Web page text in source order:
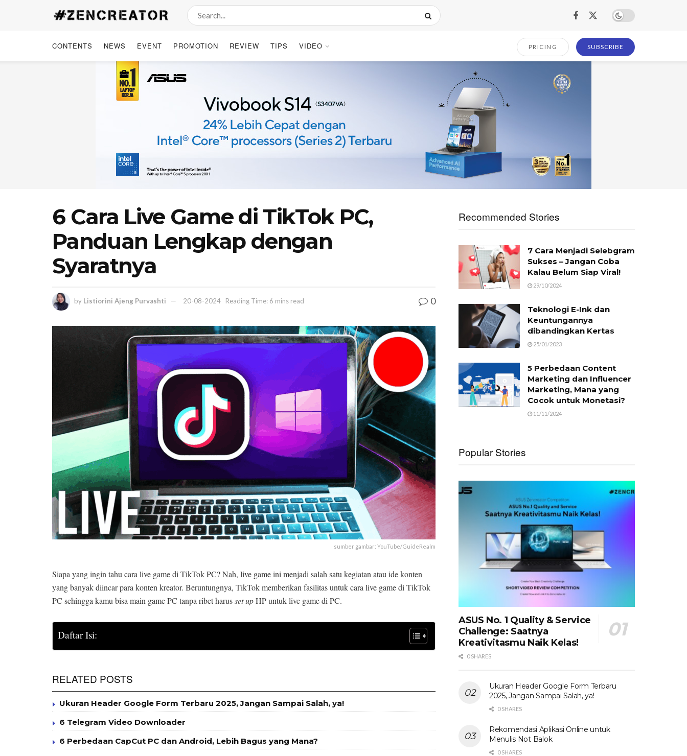
CONTENTS NEWS EVENT PROMOTION REVIEW TIPS VIDEO PRICING SUBSCRIBE
6 Cara Live Game di TikTok PC,
Panduan Lengkap dengan
Syaratnya
by Listiorini Ajeng Purvashti 20-08-2024 Reading Time: 6 mins read 0
sumber gambar: YouTube/GuideRealm
Siapa yang ingin tahu cara live game di TikTok PC? Nah, live game ini menjadi salah satu kegiatan atau ide konten
yang banyak diincar para konten kreator. Beruntungnya, TikTok memberikan fasilitas untuk cara live game di TikTok
PC sehingga kamu bisa main game PC tanpa ribet harusset upHP untuk live game di PC.
Daftar Isi:
RELATED POSTS
Ukuran Header Google Form Terbaru 2025, Jangan Sampai Salah, ya!
6 Telegram Video Downloader
6 Perbedaan CapCut PC dan Android, Lebih Bagus yang Mana?
Recommended Stories
7 Cara Menjadi Selebgram
Sukses – Jangan Coba
Kalau Belum Siap Viral!
29/10/2024
Teknologi E-Ink dan
Keuntungannya
dibandingkan Kertas
25/01/2023
5 Perbedaan Content
Marketing dan Influencer
Marketing, Mana yang
Cocok untuk Monetasi?
11/11/2024
Popular Stories
ASUS No. 1 Quality & Service
Challenge: Saatnya
Kreativitasmu Naik Kelas!
0 SHARES
Ukuran Header Google Form Terbaru
2025, Jangan Sampai Salah, ya!
0 SHARES
Rekomendasi Aplikasi Online untuk
Menulis Not Balok
0 SHARES